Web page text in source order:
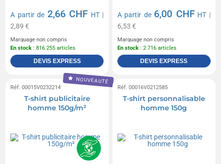
A partir de 2,66 CHF HT|
2,89 €
Marquage non compris
En stock : 816 255 articles
DEVIS EXPRESS
A partir de 6,00 CHF HT |
6,53 €
Marquage non compris
En stock : 2 716 articles
DEVIS EXPRESS
NOUVEAUTÉ
Réf. 00015V0232214
T-shirt publicitaire
homme 150g/m²
Réf. 00016V0212585
T-shirt personnalisable
homme 150g